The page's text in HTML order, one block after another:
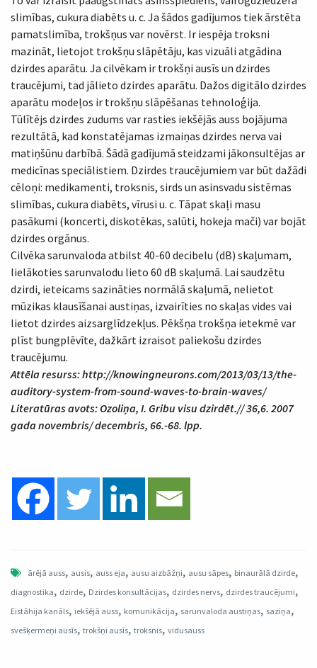
slimības, cukura diabēts u. c. Ja šādos gadījumos tiek ārstēta
pamatslimība, trokšņus var novērst. Ir iespēja troksni
mazināt, lietojot trokšņu slāpētāju, kas vizuāli atgādina
dzirdes aparātu. Ja cilvēkam ir trokšņi ausīs un dzirdes
traucējumi, tad jālieto dzirdes aparātu. Dažos digitālo dzirdes
aparātu modeļos ir trokšņu slāpēšanas tehnoloģija.
Tūlītējs dzirdes zudums var rasties iekšējās auss bojājuma
rezultātā, kad konstatējamas izmaiņas dzirdes nerva vai
matiņšūnu darbībā. Šādā gadījumā steidzami jākonsultējas ar
medicīnas speciālistiem. Dzirdes traucējumiem var būt dažādi
cēloņi: medikamenti, troksnis, sirds un asinsvadu sistēmas
slimības, cukura diabēts, vīrusi u. c. Tāpat skaļi masu
pasākumi (koncerti, diskotēkas, salūti, hokeja mači) var bojāt
dzirdes orgānus.
Cilvēka sarunvaloda atbilst 40-60 decibelu (dB) skaļumam,
lielākoties sarunvalodu lieto 60 dB skaļumā. Lai saudzētu
dzirdi, ieteicams sazināties normālā skaļumā, nelietot
mūzikas klausīšanai austiņas, izvairīties no skaļas vides vai
lietot dzirdes aizsarglīdzekļus. Pēkšņa trokšņa ietekmē var
plīst bungplēvīte, dažkārt izraisot paliekošu dzirdes
traucējumu.
Attēla resurss:http://knowingneurons.com/2013/03/13/the-
auditory-system-from-sound-waves-to-brain-waves/
Literatūras avots: Ozoliņa, I. Gribu visu dzirdēt.// 36,6. 2007
gada novembris/ decembris, 66.-68. lpp.
ārējā auss, ausis, auss eja, ausu aizbāžņi, ausu sāpes, binaurālā dzirde,
diagnostika, dzirde, Dzirdes konsultācijas, dzirdes nervs, dzirdes traucējumi,
Eistāhija kanāls, iekšējā auss, komunikācija, sarunvaloda austiņas, saziņa,
svešķermeņi ausīs, trokšņi ausīs, troksnis, vidusauss